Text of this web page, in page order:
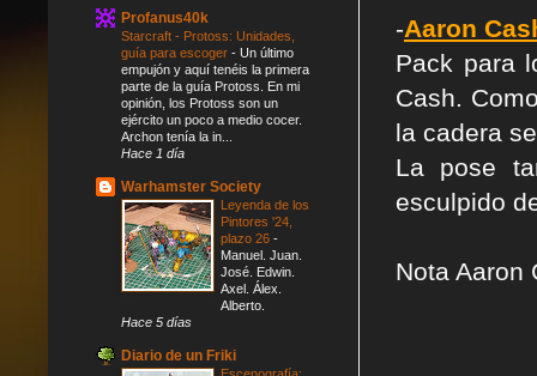
-Aaron
Pack para
Cash.
la cadera
La pose
esculpido
Nota Aaron
Profanus40k
Starcraft - Protoss: Unidades,
guía para escoger - Un último
empujón y aquí tenéis la primera
parte de la guía Protoss. En mi
opinión, los Protoss son un
ejército un poco a medio cocer.
Archon tenía la in...
Hace 1 día
Warhamster Society
Leyenda de los
Pintores '24,
plazo 26 -
Manuel. Juan.
José. Edwin.
Axel. Álex.
Alberto.
Hace 5 días
Diario de un Friki